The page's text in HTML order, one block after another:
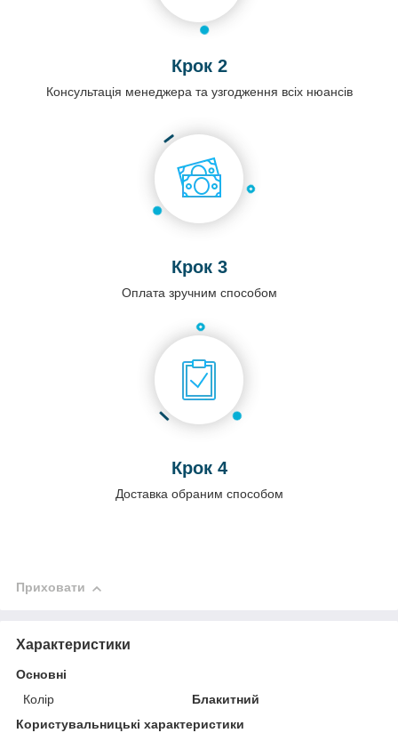
Крок 2
Консультація менеджера та узгодження всіх нюансів
Крок 3
Оплата зручним способом
Крок 4
Доставка обраним способом
Приховати
Характеристики
Основні
Колір
Блакитний
Користувальницькі характеристики